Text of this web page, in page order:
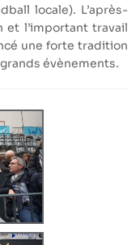
locale). L’après-
et l’important travail
une forte tradition
évènements.